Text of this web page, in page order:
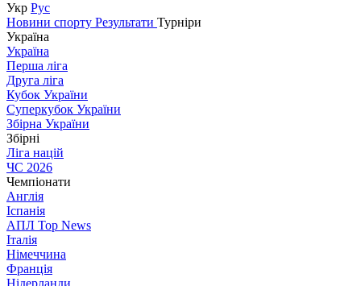
Укр Рус
Новини спорту Результати Турніри
Україна
Україна
Перша ліга
Друга ліга
Кубок України
Суперкубок України
Збірна України
Збірні
Ліга націй
ЧС 2026
Чемпіонати
Англія
Іспанія
АПЛ Top News
Італія
Німеччина
Франція
Нідерланди